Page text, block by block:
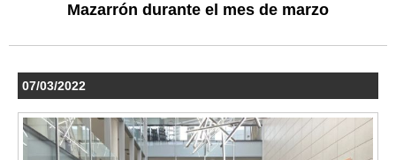
Mazarrón durante el mes de marzo
07/03/2022